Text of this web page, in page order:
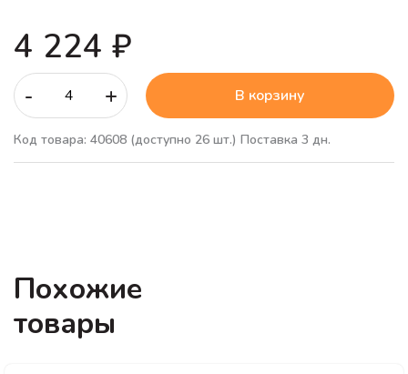
4 224 ₽
- + В корзину
Код товара: 40608 (доступно 26 шт.) Поставка 3 дн.
Похожие
товары